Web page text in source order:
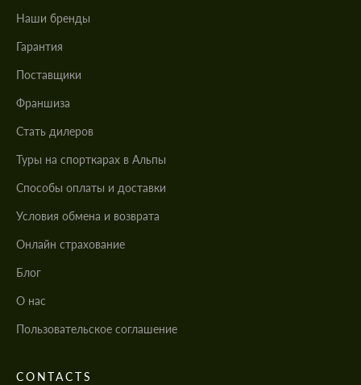
Наши бренды
Гарантия
Поставщики
Франшиза
Стать дилеров
Туры на спорткарах в Альпы
Cпособы оплаты и доставки
Условия обмена и возврата
Онлайн страхование
Блог
О нас
Пользовательское соглашение
CONTACTS